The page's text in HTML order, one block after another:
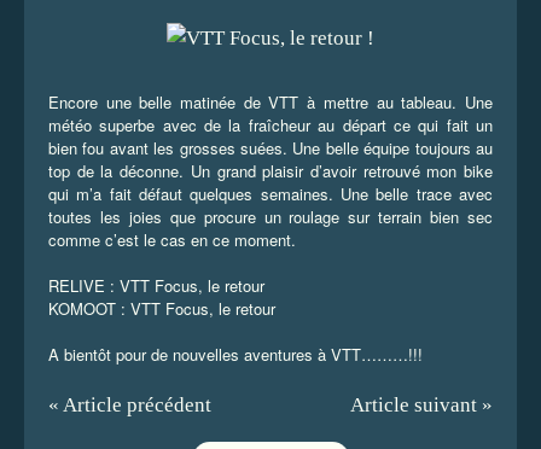
Encore une belle matinée de VTT à mettre au tableau. Une
météo superbe avec de la fraîcheur au départ ce qui fait un
bien fou avant les grosses suées. Une belle équipe toujours au
top de la déconne. Un grand plaisir d’avoir retrouvé mon bike
qui m’a fait défaut quelques semaines. Une belle trace avec
toutes les joies que procure un roulage sur terrain bien sec
comme c’est le cas en ce moment.
RELIVE : VTT Focus, le retour
KOMOOT : VTT Focus, le retour
A bientôt pour de nouvelles aventures à VTT………!!!
« Article précédent Article suivant »